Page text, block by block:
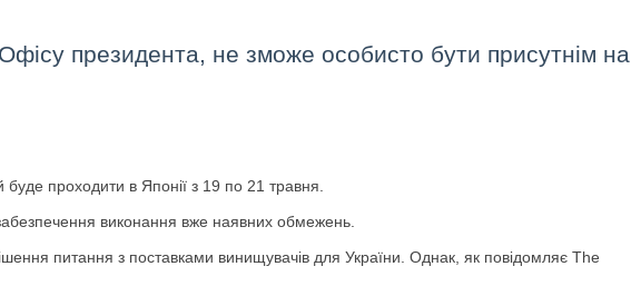
президента, не зможе особисто бути присутнім на
проходити в Японії з 19 по 21 травня.
виконання вже наявних обмежень.
питання з поставками винищувачів для України. Однак, як повідомляє The